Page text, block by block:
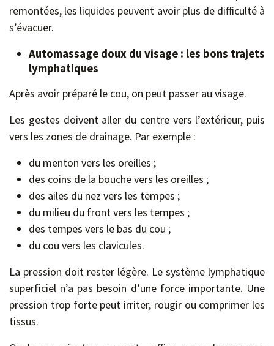
remontées, les liquides peuvent avoir plus de difficulté à
s’évacuer.
Automassage doux du visage : les bons trajets
lymphatiques
Après avoir préparé le cou, on peut passer au visage.
Les gestes doivent aller du centre vers l’extérieur, puis
vers les zones de drainage. Par exemple :
du menton vers les oreilles ;
des coins de la bouche vers les oreilles ;
des ailes du nez vers les tempes ;
du milieu du front vers les tempes ;
des tempes vers le bas du cou ;
du cou vers les clavicules.
La pression doit rester légère. Le système lymphatique
superficiel n’a pas besoin d’une force importante. Une
pression trop forte peut irriter, rougir ou comprimer les
tissus.